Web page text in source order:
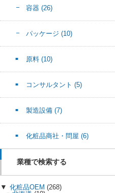
容器 (26)
パッケージ (10)
原料 (10)
コンサルタント (5)
製造設備 (7)
化粧品商社・問屋 (6)
業種で検索する
▼ 化粧品OEM (268)